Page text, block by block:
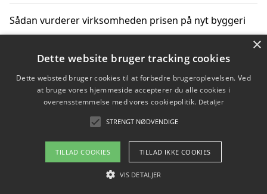
Sådan vurderer virksomheden prisen på nyt byggeri
Sådan får du hjælp til en hjemmeside uden binding
Copyright 2026 - Pilanto Aps
Om / kontakt
Blog Betingelser
×
Dette website bruger tracking cookies
Dette websted bruger cookies til at forbedre brugeroplevelsen. Ved
at bruge vores hjemmeside accepterer du alle cookies i
overensstemmelse med vores cookiepolitik. Detaljer
STRENGT NØDVENDIGE
TILLAD COOKIES TILLAD IKKE COOKIES
VIS DETALJER